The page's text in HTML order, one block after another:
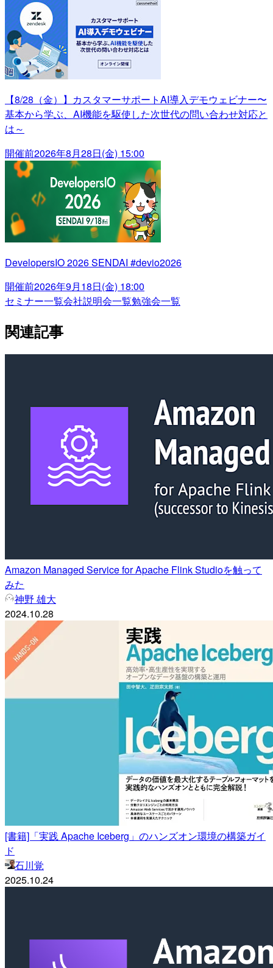
【8/28（金）】カスタマーサポートAI導入デモウェビナー〜
基本から学ぶ、AI機能を駆使した次世代の問い合わせ対応と
は～
開催前2026年8月28日(金) 15:00
DevelopersIO 2026 SENDAI #devio2026
開催前2026年9月18日(金) 18:00
セミナー一覧会社説明会一覧勉強会一覧
関連記事
Amazon Managed Service for Apache Flink Studioを触って
みた
神野 雄大
2024.10.28
[書籍]「実践 Apache Iceberg」のハンズオン環境の構築ガイ
ド
石川覚
2025.10.24